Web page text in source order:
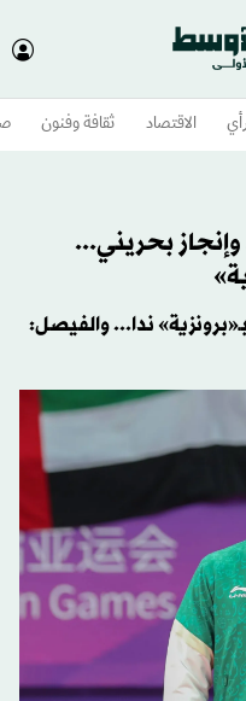
الاقتصاد ثقافة وفنون
بحريني...
ندا... والفيصل: